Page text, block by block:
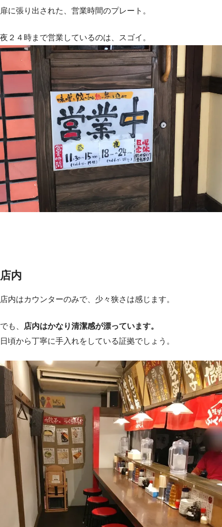
扉に張り出された、営業時間のプレート。
夜２４時まで営業しているのは、スゴイ。
店内
店内はカウンターのみで、少々狭さは感じます。
でも、
店内はかなり清潔感が漂っています。
日頃から丁寧に手入れをしている証拠でしょう。